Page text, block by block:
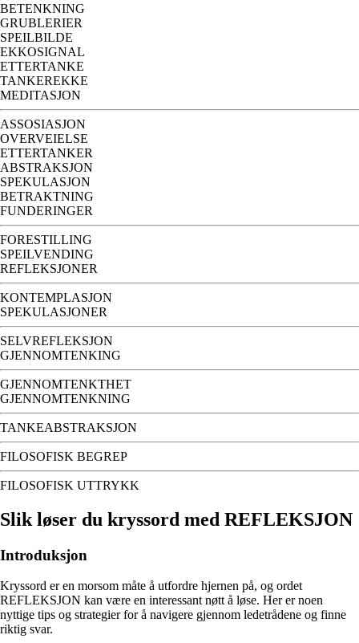
BETENKNING
GRUBLERIER
SPEILBILDE
EKKOSIGNAL
ETTERTANKE
TANKEREKKE
MEDITASJON
ASSOSIASJON
OVERVEIELSE
ETTERTANKER
ABSTRAKSJON
SPEKULASJON
BETRAKTNING
FUNDERINGER
FORESTILLING
SPEILVENDING
REFLEKSJONER
KONTEMPLASJON
SPEKULASJONER
SELVREFLEKSJON
GJENNOMTENKING
GJENNOMTENKTHET
GJENNOMTENKNING
TANKEABSTRAKSJON
FILOSOFISK BEGREP
FILOSOFISK UTTRYKK
Slik løser du kryssord med REFLEKSJON
Introduksjon
Kryssord er en morsom måte å utfordre hjernen på, og ordet
REFLEKSJON kan være en interessant nøtt å løse. Her er noen
nyttige tips og strategier for å navigere gjennom ledetrådene og finne
riktig svar.